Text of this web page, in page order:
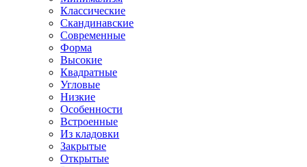
Классические
Скандинавские
Современные
Форма
Высокие
Квадратные
Угловые
Низкие
Особенности
Встроенные
Из кладовки
Закрытые
Открытые